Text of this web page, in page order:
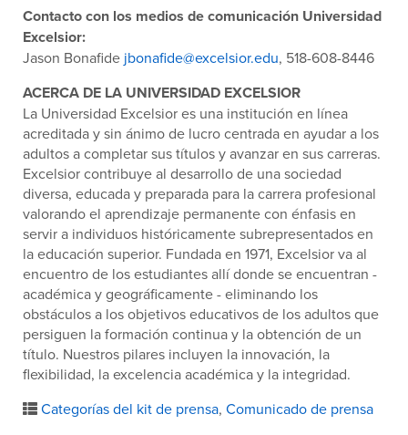
Contacto con los medios de comunicación Universidad
Excelsior:
Jason Bonafide jbonafide@excelsior.edu, 518-608-8446
ACERCA DE LA UNIVERSIDAD EXCELSIOR
La Universidad Excelsior es una institución en línea
acreditada y sin ánimo de lucro centrada en ayudar a los
adultos a completar sus títulos y avanzar en sus carreras.
Excelsior contribuye al desarrollo de una sociedad
diversa, educada y preparada para la carrera profesional
valorando el aprendizaje permanente con énfasis en
servir a individuos históricamente subrepresentados en
la educación superior. Fundada en 1971, Excelsior va al
encuentro de los estudiantes allí donde se encuentran -
académica y geográficamente - eliminando los
obstáculos a los objetivos educativos de los adultos que
persiguen la formación continua y la obtención de un
título. Nuestros pilares incluyen la innovación, la
flexibilidad, la excelencia académica y la integridad.
Categorías del kit de prensa, Comunicado de prensa